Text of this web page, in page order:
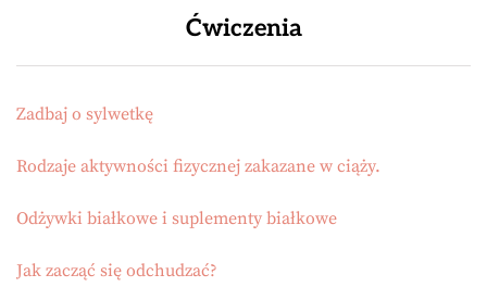
Ćwiczenia
Zadbaj o sylwetkę
Rodzaje aktywności fizycznej zakazane w ciąży.
Odżywki białkowe i suplementy białkowe
Jak zacząć się odchudzać?